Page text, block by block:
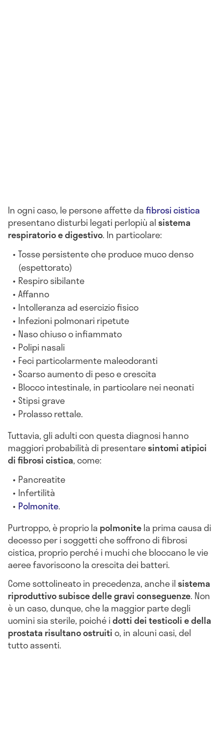
In ogni caso, le persone affette dafibrosi cistica
presentano disturbi legati perlopiù alsistema
respiratorio e digestivo. In particolare:
Tosse persistente che produce muco denso
(espettorato)
Respiro sibilante
Affanno
Intolleranza ad esercizio fisico
Infezioni polmonari ripetute
Naso chiuso o infiammato
Polipi nasali
Feci particolarmente maleodoranti
Scarso aumento di peso e crescita
Blocco intestinale, in particolare nei neonati
Stipsi grave
Prolasso rettale.
Tuttavia, gli adulti con questa diagnosi hanno
maggiori probabilità di presentaresintomi atipici
di fibrosi cistica, come:
Pancreatite
Infertilità
Polmonite.
Purtroppo, è proprio la polmonitela prima causa di
decesso per i soggetti che soffrono di fibrosi
cistica, proprio perché i muchi che bloccano le vie
aeree favoriscono la crescita dei batteri.
Come sottolineato in precedenza, anche ilsistema
riproduttivo subisce delle gravi conseguenze. Non
è un caso, dunque, che la maggior parte degli
uomini sia sterile, poiché idotti dei testicoli e della
prostata risultano ostruitio, in alcuni casi, del
tutto assenti.